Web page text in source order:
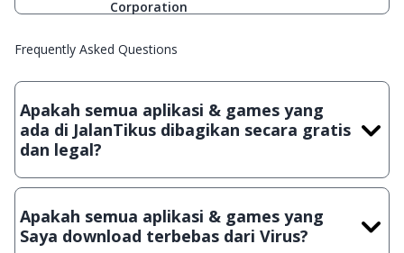
Corporation
Frequently Asked Questions
Apakah semua aplikasi & games yang
ada di JalanTikus dibagikan secara gratis
dan legal?
Ya, JalanTikus hanya membagikan aplikasi & games yang
crack, patch atau semacamnya.
Apakah semua aplikasi & games yang
Saya download terbebas dari Virus?